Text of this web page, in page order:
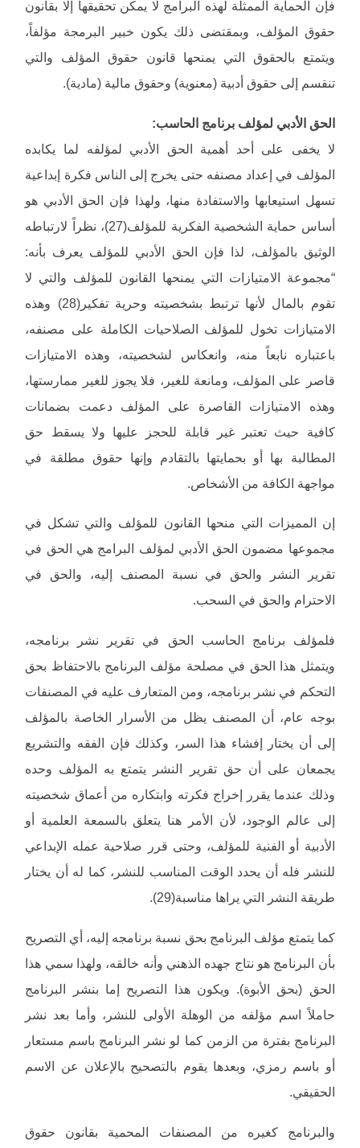
فإن الحماية الممثلة لهذه البرامج لا يمكن تحقيقها إلا بقانون
حقوق المؤلف، وبمقتضى ذلك يكون خبير البرمجة مؤلفاً،
ويتمتع بالحقوق التي يمنحها قانون حقوق المؤلف والتي
تنقسم إلى حقوق أدبية (معنوية) وحقوق مالية (مادية).
الحق الأدبي لمؤلف برنامج الحاسب:
لا يخفى على أحد أهمية الحق الأدبي لمؤلفه لما يكابده
المؤلف في إعداد مصنفه حتى يخرج إلى الناس فكرة إبداعية
تسهل استيعابها والاستفادة منها، ولهذا فإن الحق الأدبي هو
أساس حماية الشخصية الفكرية للمؤلف(27)، نظراً لارتباطه
الوثيق بالمؤلف، لذا فإن الحق الأدبي للمؤلف يعرف بأنه:
“مجموعة الامتيازات التي يمنحها القانون للمؤلف والتي لا
تقوم بالمال لأنها ترتبط بشخصيته وحرية تفكير(28) وهذه
الامتيازات تخول للمؤلف الصلاحيات الكاملة على مصنفه،
باعتباره نابعاً منه، وانعكاس لشخصيته، وهذه الامتيازات
قاصر على المؤلف، ومانعة للغير، فلا يجوز للغير ممارستها،
وهذه الامتيازات القاصرة على المؤلف دعمت بضمانات
كافية حيث تعتبر غير قابلة للحجز عليها ولا يسقط حق
المطالبة بها أو بحمايتها بالتقادم وإنها حقوق مطلقة في
مواجهة الكافة من الأشخاص.
إن المميزات التي منحها القانون للمؤلف والتي تشكل في
مجموعها مضمون الحق الأدبي لمؤلف البرامج هي الحق في
تقرير النشر والحق في نسبة المصنف إليه، والحق في
الاحترام والحق في السحب.
فلمؤلف برنامج الحاسب الحق في تقرير نشر برنامجه،
ويتمثل هذا الحق في مصلحة مؤلف البرنامج بالاحتفاظ بحق
التحكم في نشر برنامجه، ومن المتعارف عليه في المصنفات
بوجه عام، أن المصنف يظل من الأسرار الخاصة بالمؤلف
إلى أن يختار إفشاء هذا السر، وكذلك فإن الفقه والتشريع
يجمعان على أن حق تقرير النشر يتمتع به المؤلف وحده
وذلك عندما يقرر إخراج فكرته وابتكاره من أعماق شخصيته
إلى عالم الوجود، لأن الأمر هنا يتعلق بالسمعة العلمية أو
الأدبية أو الفنية للمؤلف، وحتى قرر صلاحية عمله الإبداعي
للنشر فله أن يحدد الوقت المناسب للنشر، كما له أن يختار
طريقة النشر التي يراها مناسبة(29).
كما يتمتع مؤلف البرنامج بحق نسبة برنامجه إليه، أي التصريح
بأن البرنامج هو نتاج جهده الذهني وأنه خالقه، ولهذا سمي هذا
الحق (بحق الأبوة). ويكون هذا التصريح إما بنشر البرنامج
حاملاً اسم مؤلفه من الوهلة الأولى للنشر، وأما بعد نشر
البرنامج بفترة من الزمن كما لو نشر البرنامج باسم مستعار
أو باسم رمزي، وبعدها يقوم بالتصحيح بالإعلان عن الاسم
الحقيقي.
والبرنامج كغيره من المصنفات المحمية بقانون حقوق